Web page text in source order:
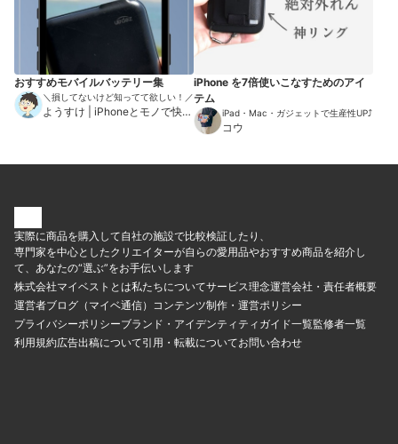
おすすめモバイルバッテリー集
＼損してないけど知ってて欲しい！／
ようすけ | iPhoneとモノで快適
iPhone を7倍使いこなすためのアイ
テム
iPad・Mac・ガジェットで生産性UP⤴︎
コウ
実際に商品を購入して自社の施設で比較検証したり、
専門家を中心としたクリエイターが自らの愛用品やおすすめ商品を紹介し
て、あなたの“選ぶ”をお手伝いします
株式会社マイベストとは私たちについてサービス理念運営会社・責任者概要
運営者ブログ（マイベ通信） コンテンツ制作・運営ポリシー
プライバシーポリシーブランド・アイデンティティ ガイド一覧監修者一覧
利用規約広告出稿について引用・転載についてお問い合わせ